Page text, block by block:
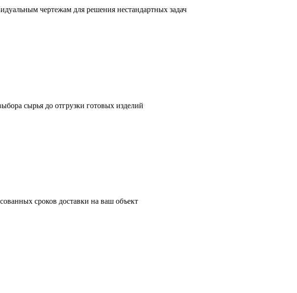
чертежам для решения нестандартных задач
сырья до отгрузки готовых изделий
сроков доставки на ваш объект